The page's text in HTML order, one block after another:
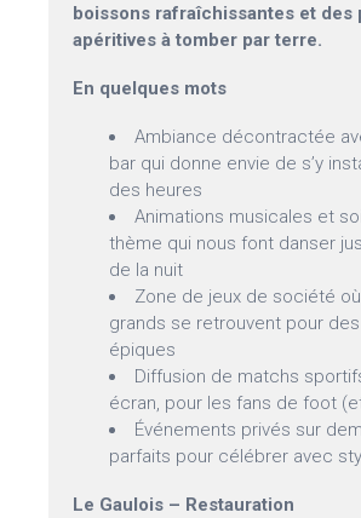
boissons rafraîchissantes et des
apéritives à tomber par terre.
En quelques mots
Ambiance décontractée
bar qui donne envie de s’y
des heures
Animations musicales et
thème qui nous font danser
de la nuit
Zone de jeux de société
grands se retrouvent pour
épiques
Diffusion de matchs
écran, pour les fans de foot
Événements privés sur
parfaits pour célébrer avec
Le Gaulois – Restauration